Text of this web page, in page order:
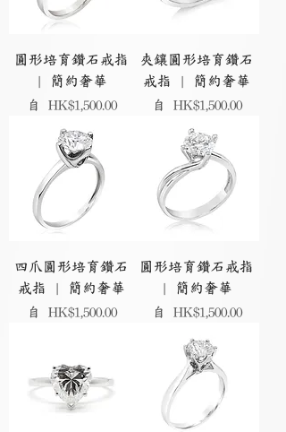
圓形培育鑽石戒指
| 簡約奢華
自 HK$1,500.00
促銷價格
夾鑲圓形培育鑽石
戒指 | 簡約奢華
自 HK$1,500.00
促銷價格
四爪圓形培育鑽石
戒指 | 簡約奢華
自 HK$1,500.00
促銷價格
圓形培育鑽石戒指
| 簡約奢華
自 HK$1,500.00
促銷價格